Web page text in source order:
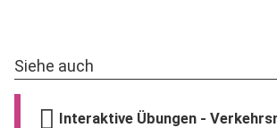
Siehe auch
Interaktive Übungen -